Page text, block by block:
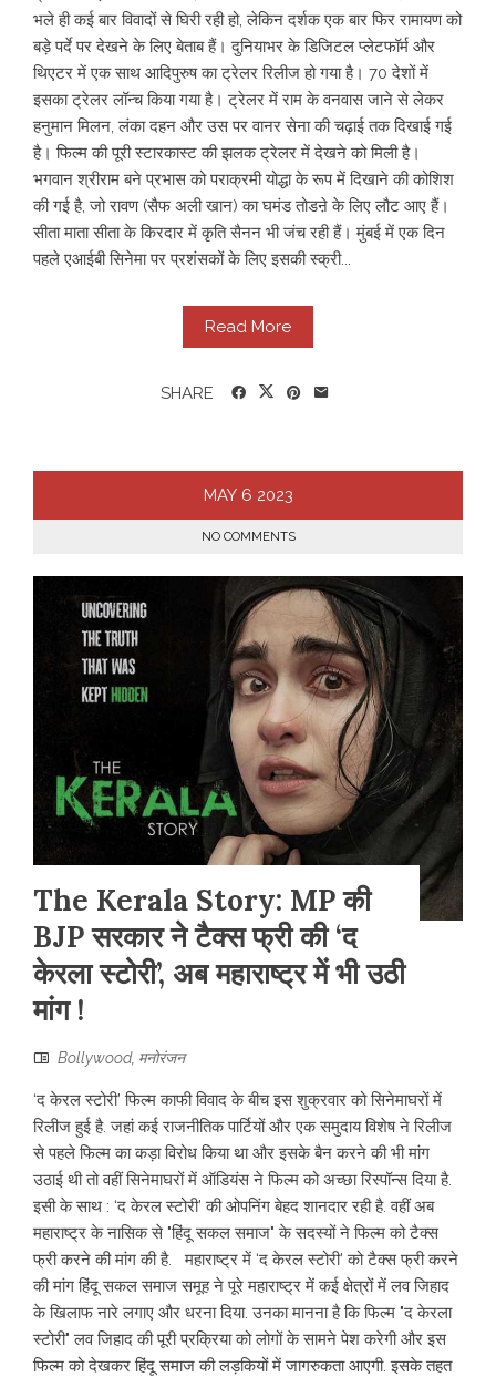
भले ही कई बार विवादों से घिरी रही हो, लेकिन दर्शक एक बार फिर रामायण को
बड़े पर्दे पर देखने के लिए बेताब हैं। दुनियाभर के डिजिटल प्लेटफॉर्म और
थिएटर में एक साथ आदिपुरुष का ट्रेलर रिलीज हो गया है। 70 देशों में
इसका ट्रेलर लॉन्च किया गया है। ट्रेलर में राम के वनवास जाने से लेकर
हनुमान मिलन, लंका दहन और उस पर वानर सेना की चढ़ाई तक दिखाई गई
है। फिल्म की पूरी स्टारकास्ट की झलक ट्रेलर में देखने को मिली है।
भगवान श्रीराम बने प्रभास को पराक्रमी योद्धा के रूप में दिखाने की कोशिश
की गई है, जो रावण (सैफ अली खान) का घमंड तोडऩे के लिए लौट आए हैं।
सीता माता सीता के किरदार में कृति सैनन भी जंच रही हैं। मुंबई में एक दिन
पहले एआईबी सिनेमा पर प्रशंसकों के लिए इसकी स्क्री...
Read More
SHARE
MAY 6 2023
NO COMMENTS
The Kerala Story: MP की
BJP सरकार ने टैक्स फ्री की ‘द
केरला स्टोरी’, अब महाराष्ट्र में भी उठी
मांग !
Bollywood, मनोरंजन
‘द केरल स्टोरी’ फिल्म काफी विवाद के बीच इस शुक्रवार को सिनेमाघरों में
रिलीज हुई है. जहां कई राजनीतिक पार्टियों और एक समुदाय विशेष ने रिलीज
से पहले फिल्म का कड़ा विरोध किया था और इसके बैन करने की भी मांग
उठाई थी तो वहीं सिनेमाघरों में ऑडियंस ने फिल्म को अच्छा रिस्पॉन्स दिया है.
इसी के साथ : ‘द केरल स्टोरी’ की ओपनिंग बेहद शानदार रही है. वहीं अब
महाराष्ट्र के नासिक से "हिंदू सकल समाज" के सदस्यों ने फिल्म को टैक्स
फ्री करने की मांग की है. महाराष्ट्र में ‘द केरल स्टोरी’ को टैक्स फ्री करने
की मांग हिंदू सकल समाज समूह ने पूरे महाराष्ट्र में कई क्षेत्रों में लव जिहाद
के खिलाफ नारे लगाए और धरना दिया. उनका मानना ​​है कि फिल्म "द केरला
स्टोरी" लव जिहाद की पूरी प्रक्रिया को लोगों के सामने पेश करेगी और इस
फिल्म को देखकर हिंदू समाज की लड़कियों में जागरुकता आएगी. इसके तहत